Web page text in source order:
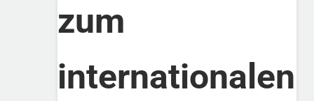
zum
internationalen